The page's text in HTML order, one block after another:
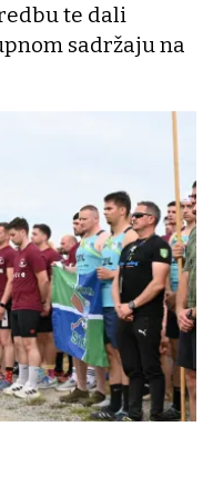
te dali
sadržaju na